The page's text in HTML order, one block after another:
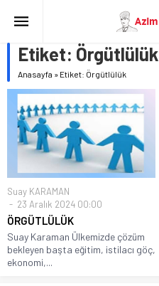
Etiket: Örgütlülük
Anasayfa » Etiket: Örgütlülük
Suay KARAMAN
23 Aralık 2024 00:00
ÖRGÜTLÜLÜK
Suay Karaman Ülkemizde çözüm
bekleyen başta eğitim, istilacı göç,
ekonomi,...